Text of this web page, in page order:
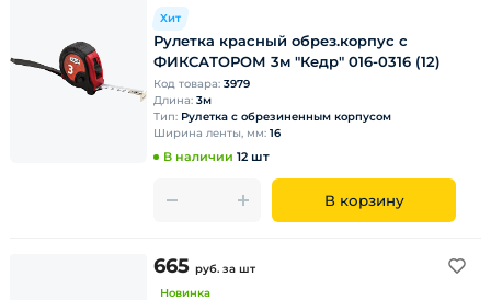
Хит
Рулетка красный обрез.корпус с
ФИКСАТОРОМ 3м "Кедр" 016-0316 (12)
Код товара: 3979
Длина: 3м
Тип: Рулетка с обрезиненным корпусом
Ширина ленты, мм: 16
В наличии 12 шт
В корзину
665 руб. за шт
Новинка